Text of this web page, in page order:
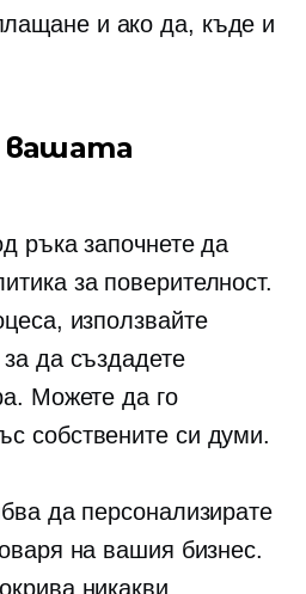
и ако да, къде и
ръка започнете да
за поверителност.
използвайте
да създадете
Можете да го
собствените си думи.
да персонализирате
на вашия бизнес.
никакви